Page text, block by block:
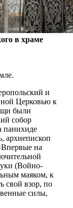
в храме
и
Церковью к
были
собор
панихиде
архиепископ
на
(Войно-
маяком, к
свой взор, по
силы,